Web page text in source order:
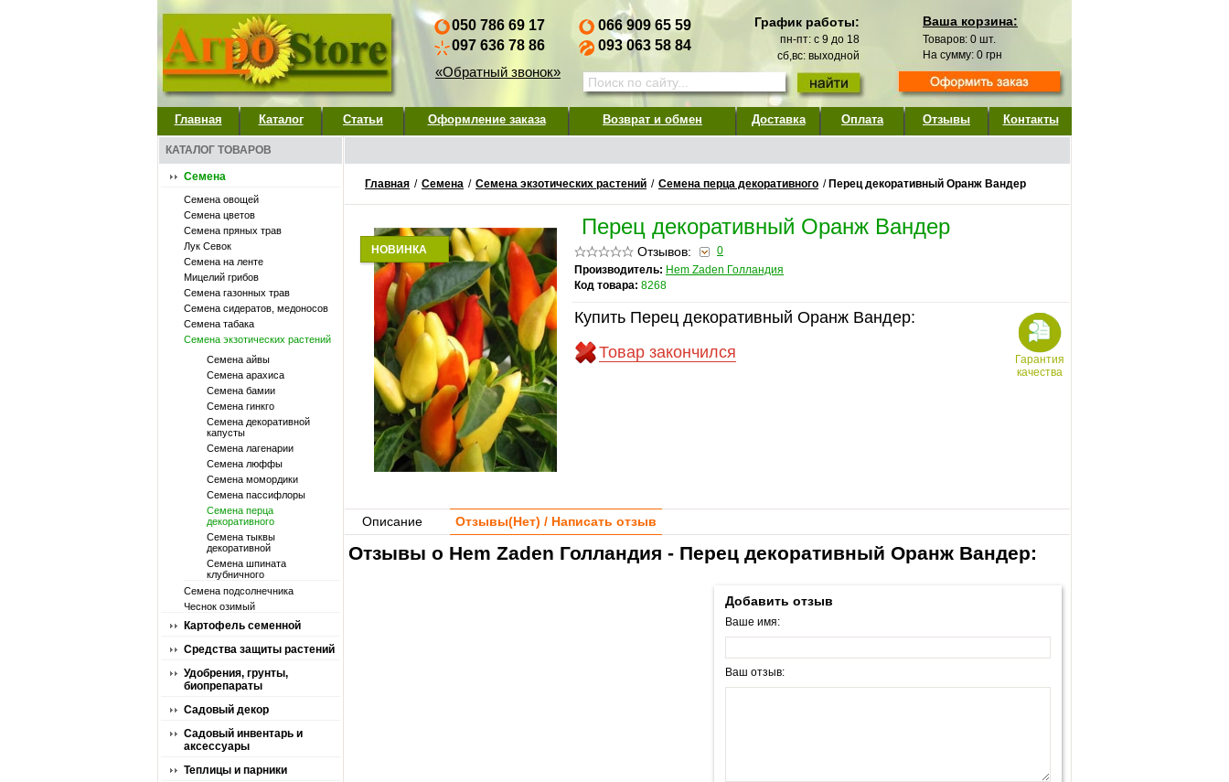
050 786 69 17
097 636 78 86
«Обратный звонок»
066 909 65 59
093 063 58 84
График работы:
пн-пт: с 9 до 18
сб,вс: выходной
Ваша корзина:
Товаров: 0 шт.
На сумму: 0 грн
Главная Каталог Статьи Оформление заказа Возврат и обмен Доставка Оплата Отзывы Контакты
КАТАЛОГ ТОВАРОВ
Семена
Семена овощей
Семена цветов
Семена пряных трав
Лук Севок
Семена на ленте
Мицелий грибов
Семена газонных трав
Семена сидератов, медоносов
Семена табака
Семена экзотических растений
Семена айвы
Семена арахиса
Семена бамии
Семена гинкго
Семена декоративной
капусты
Семена лагенарии
Семена люффы
Семена момордики
Семена пассифлоры
Семена перца
декоративного
Семена тыквы
декоративной
Семена шпината
клубничного
Семена подсолнечника
Чеснок озимый
Картофель семенной
Средства защиты растений
Удобрения, грунты,
биопрепараты
Садовый декор
Садовый инвентарь и
аксессуары
Теплицы и парники
Главная / Семена / Семена экзотических растений / Семена перца декоративного / Перец декоративный Оранж Вандер
НОВИНКА
Перец декоративный Оранж Вандер
Отзывов:
0
Производитель: Hem Zaden Голландия
Код товара: 8268
Купить Перец декоративный Оранж Вандер:
Товар закончился
Гарантия
качества
Описание Отзывы(Нет) / Написать отзыв
Отзывы о Hem Zaden Голландия - Перец декоративный Оранж Вандер:
Добавить отзыв
Ваше имя:
Ваш отзыв: